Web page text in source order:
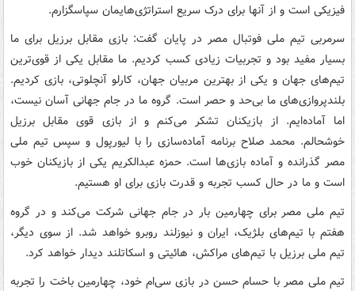
فیزیکی است و از آنها برای درک سریع استراتژی‌هایمان سپاسگزارم.
سرمربی تیم ملی فوتبال مصر در پایان گفت: بازی مقابل برزیل برای ما
بسیار مفید بود و تجربیات زیادی کسب کردیم. ما مقابل یکی از قوی‌ترین
تیم‌های جهان و یکی از بهترین مربیان جهان، کارلو آنچلوتی، بازی کردیم.
بلندپروازی‌های ما بی‌حد و حصر است. گروه ما در جام جهانی آسان نیست،
اما آماده‌ایم. از بازیکنان تشکر می‌کنم و از بازی قوی مقابل برزیل
خوشحالم. محمد صلاح برنامه آماده‌سازی را با لیورپول و سپس تیم ملی
مصر گذرانده و آماده بازی‌ها است. حمزه عبدالکریم یکی از بازیکنان خوب
است و ما در حال کسب تجربه و قدرت بازی برای او هستیم.
تیم ملی مصر برای چهارمین بار در جام جهانی شرکت می‌کند و در گروه
هفتم با تیم‌های بلژیک، ایران و نیوزلند روبرو خواهد شد. از سوی دیگر،
تیم ملی برزیل با تیم‌های مراکش، هائیتی و اسکاتلند دیدار خواهد کرد.
تیم ملی مصر با حسام حسن در بازی سی‌ام خود، چهارمین باخت را تجربه